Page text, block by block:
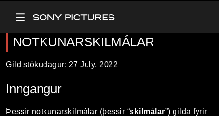
NOTKUNARSKILMÁLAR
Gildistökudagur: 27 July, 2022
Inngangur
Þessir notkunarskilmálar (þessir “skilmálar”) gilda fyrir